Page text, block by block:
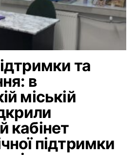
та
в
міській
кабінет
підтримки